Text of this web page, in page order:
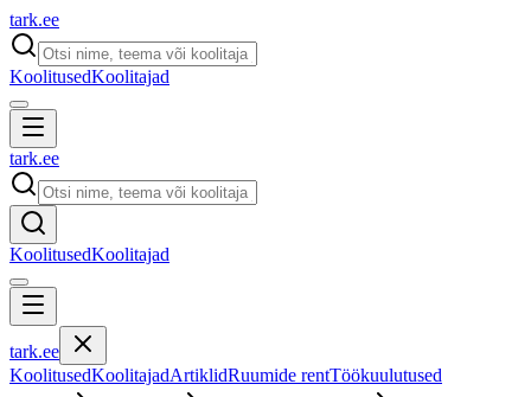
tark.ee
KoolitusedKoolitajad
tark.ee
KoolitusedKoolitajad
tark.ee
KoolitusedKoolitajadArtiklidRuumide rentTöökuulutused